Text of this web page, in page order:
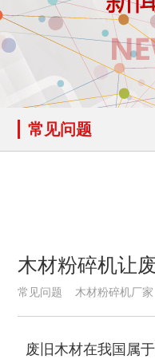
常见问题
木材粉碎机让
常见问题 木材粉碎机厂
废旧木材在我国属